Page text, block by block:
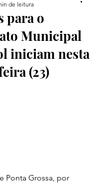
para o
Municipal
iniciam nesta
(23)
de leitura
Ponta Grossa, por